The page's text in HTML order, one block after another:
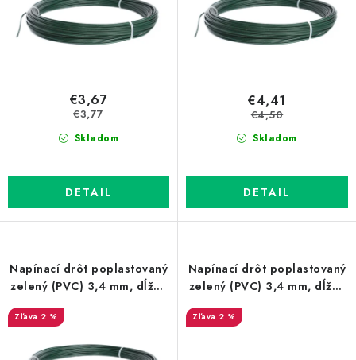
u
Skladom
€3,67
€3,77
DETAIL
Skladom
€4,41
€4,50
DETAIL
Napínací drôt poplastovaný
zelený (PVC) 3,4 mm, dĺžka
2 %
Napínací drôt poplastovaný
zelený (PVC) 3,4 mm, dĺžka
2 %